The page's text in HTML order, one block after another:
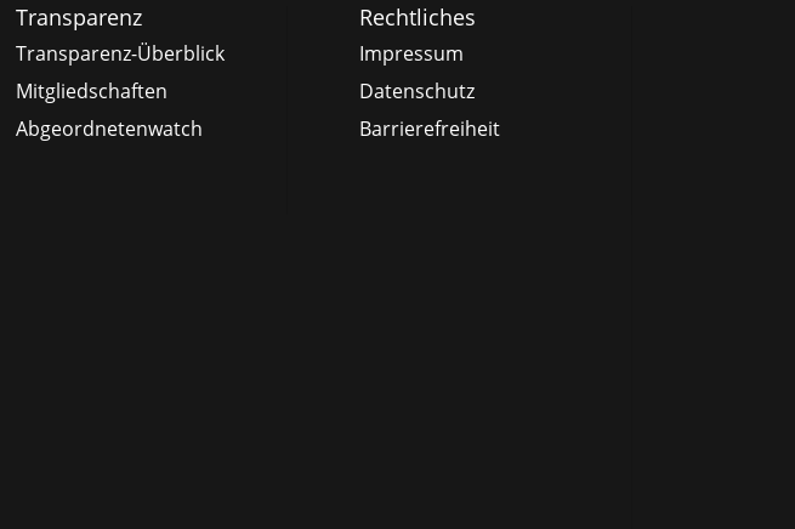
Transparenz
Transparenz-Überblick
Mitgliedschaften
Abgeordnetenwatch
Rechtliches
Impressum
Datenschutz
Barrierefreiheit